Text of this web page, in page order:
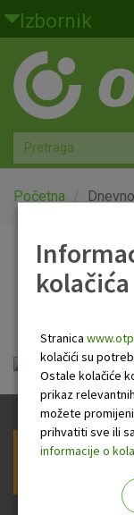
Skoči na glavni sadržaj
Izbornik
Građani
Privatno bankarstvo
Agro
Mala poduzeća i
Globalna tržišta
O nama
Početna
OTP
Prijava na
kolačića
Stranica
kolačići su
Ostale kolačiće
prikaz
možete
prihvatiti sve ili
informacije o